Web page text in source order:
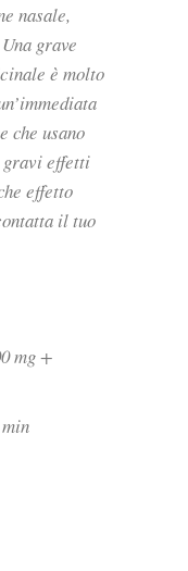
nasale,
grave
è molto
che usano
gravi effetti
effetto
il tuo
mg +